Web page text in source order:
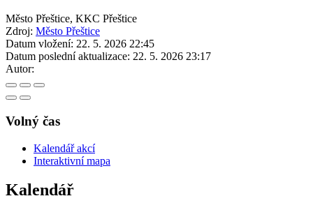
Město Přeštice, KKC Přeštice
Zdroj: Město Přeštice
Datum vložení: 22. 5. 2026 22:45
Datum poslední aktualizace: 22. 5. 2026 23:17
Autor:
Volný čas
Kalendář akcí
Interaktivní mapa
Kalendář